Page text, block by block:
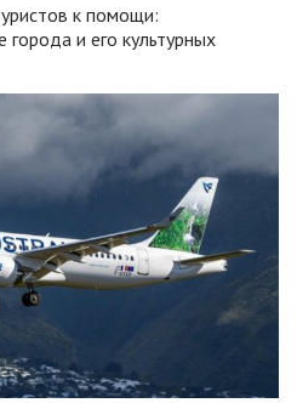
к помощи:
и его культурных